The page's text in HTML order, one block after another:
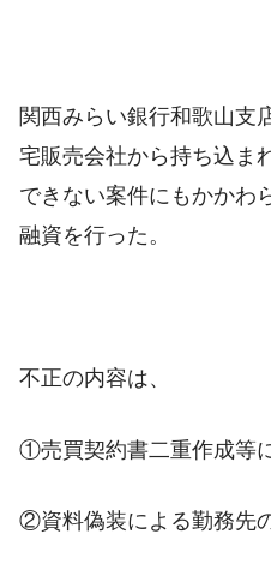
関西みらい銀行和歌山支
宅販売会社から持ち込ま
できない案件にもかかわ
融資を行った。
不正の内容は、
①売買契約書二重作成等
②資料偽装による勤務先